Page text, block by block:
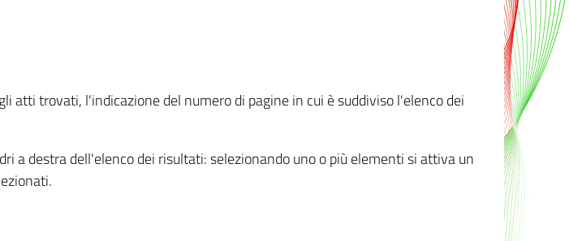
atti trovati, l'indicazione del numero di pagine in cui è suddiviso l'elenco dei
a destra dell'elenco dei risultati: selezionando uno o più elementi si attiva un